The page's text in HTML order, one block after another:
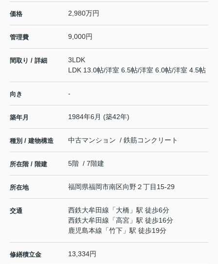
価格 2,980万円
管理費 9,000円
間取り / 詳細
3LDK
LDK 13.0帖/洋室 6.5帖/洋室 6.0帖/洋室 4.5帖
向き -
築年月 1984年6月 (築42年)
種別 / 建物構造 中古マンション / 鉄筋コンクリート
所在階 / 階建 5階 / 7階建
所在地 福岡県福岡市南区向野２丁目15-29
交通 西鉄大牟田線 「大橋 」駅 徒歩6分
西鉄大牟田線 「高宮 」駅 徒歩16分
鹿児島本線 「竹下 」駅 徒歩19分
修繕積立金 13,334円